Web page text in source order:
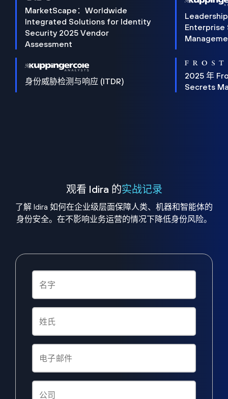
MarketScape：Worldwide
Integrated Solutions for Identity
Security 2025 Vendor
Assessment
Enterprise
身份威胁检测与响应 (ITDR)
2025 年
Secrets
观看 Idira 的实战记录
了解 Idira 如何在企业级层面保障人类、机器和智能体的
身份安全。在不影响业务运营的情况下降低身份风险。